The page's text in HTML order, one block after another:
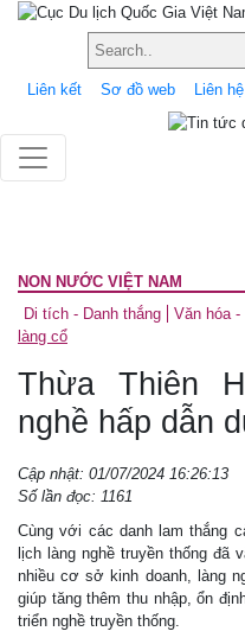
Liên kết Sơ đồ web Liên hệ
NON NƯỚC VIỆT NAM
Di tích - Danh thắng
Văn hóa -
làng cổ
Thừa Thiên
nghề hấp dẫn
Cập nhật: 01/07/2024 16:26:13
Số lần đọc: 1161
Cùng với các danh lam thắng
lịch làng nghề truyền thống đã
nhiều cơ sở kinh doanh, làng
giúp tăng thêm thu nhập, ổn
triển nghề truyền thống.